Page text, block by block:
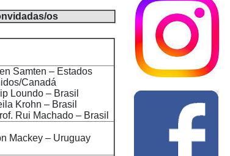
os
Samten – Estados
Canadá
Loundo – Brasil
Krohn – Brasil
Rui Machado – Brasil
Mackey – Uruguay